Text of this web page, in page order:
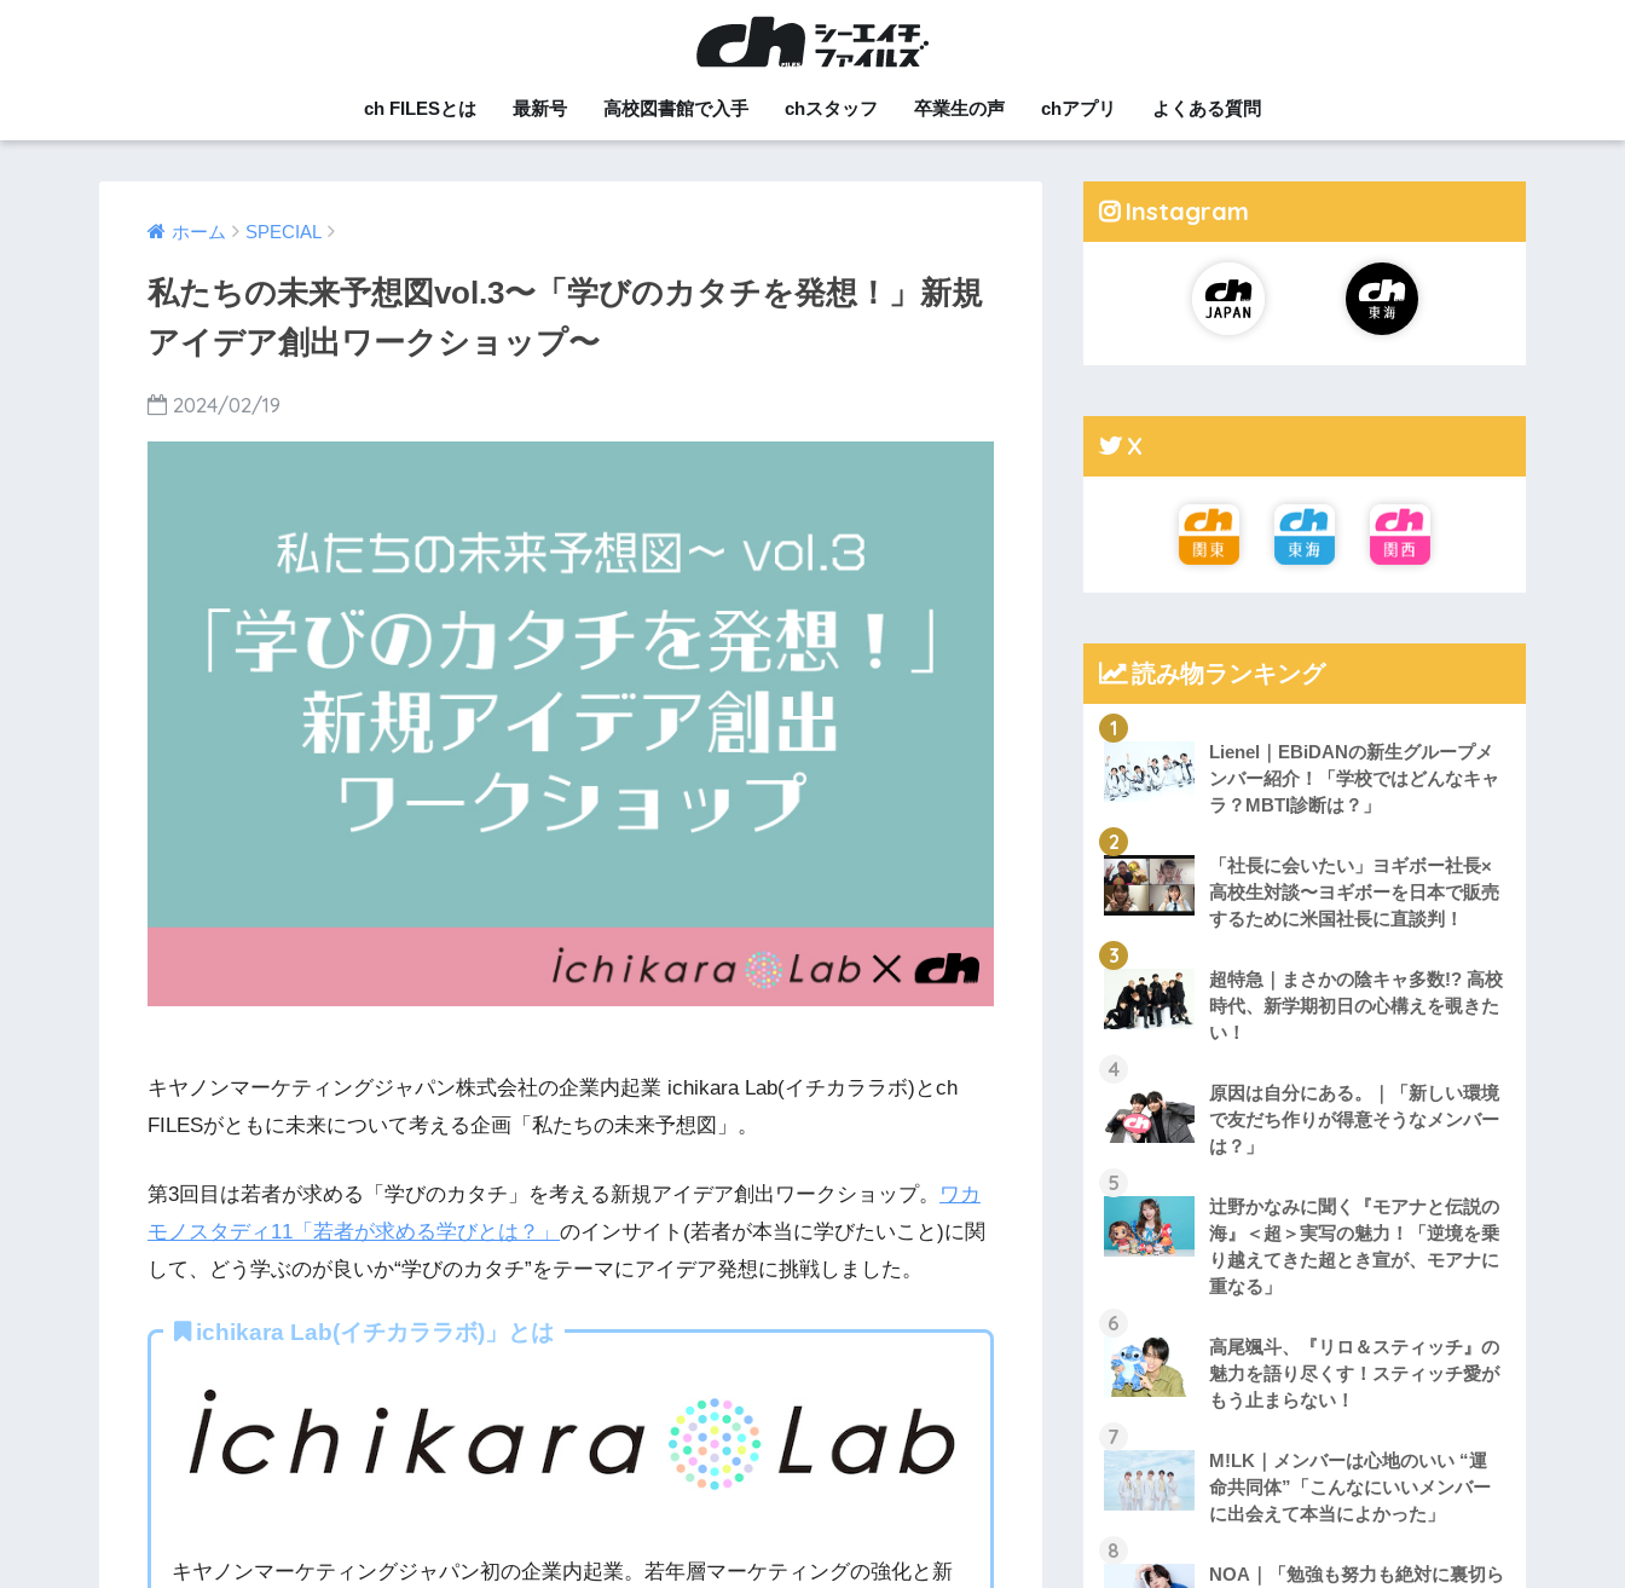
ch FILESとは 最新号 高校図書館で入手 chスタッフ 卒業生の声 chアプリ よくある質問
ホーム SPECIAL
私たちの未来予想図vol.3〜「学びのカタチを発想！」新規
アイデア創出ワークショップ〜
2024/02/19
キヤノンマーケティングジャパン株式会社の企業内起業 ichikara Lab(イチカララボ)とch
FILESがともに未来について考える企画「私たちの未来予想図」。
第3回目は若者が求める「学びのカタチ」を考える新規アイデア創出ワークショップ。
ワカ
モノスタディ11「若者が求める学びとは？」 のインサイト(若者が本当に学びたいこと)に関
して、どう学ぶのが良いか“学びのカタチ”をテーマにアイデア発想に挑戦しました。
ichikara Lab(イチカララボ)」とは
キヤノンマーケティングジャパン初の企業内起業。若年層マーケティングの強化と新
Instagram
X
読み物ランキング
Lienel｜EBiDANの新生グループメ
ンバー紹介！「学校ではどんなキャ
ラ？MBTI診断は？」
「社長に会いたい」ヨギボー社長×
高校生対談〜ヨギボーを日本で販売
するために米国社長に直談判！
超特急｜まさかの陰キャ多数!? 高校
時代、新学期初日の心構えを覗きた
い！
原因は自分にある。｜「新しい環境
で友だち作りが得意そうなメンバー
は？」
辻野かなみに聞く『モアナと伝説の
海』＜超＞実写の魅力！「逆境を乗
り越えてきた超とき宣が、モアナに
重なる」
高尾颯斗、『リロ＆スティッチ』の
魅力を語り尽くす！スティッチ愛が
もう止まらない！
M!LK｜メンバーは心地のいい “運
命共同体”「こんなにいいメンバー
に出会えて本当によかった」
NOA｜「勉強も努力も絶対に裏切ら